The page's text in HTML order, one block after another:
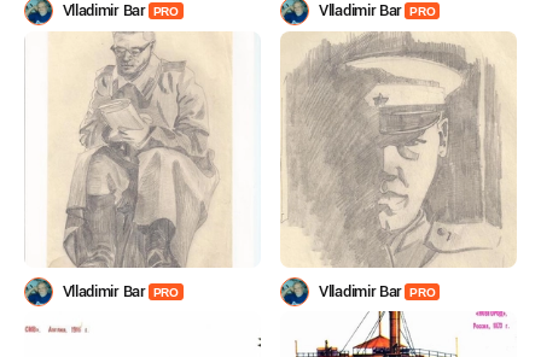
Vlladimir Bar PRO Vlladimir Bar PRO
Vlladimir Bar PRO Vlladimir Bar PRO